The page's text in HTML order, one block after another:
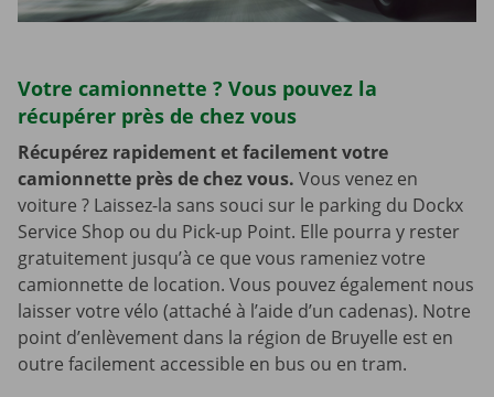
Votre camionnette ? Vous pouvez la
récupérer près de chez vous
Récupérez rapidement et facilement votre
camionnette près de chez vous. Vous venez en
voiture ? Laissez-la sans souci sur le parking du Dockx
Service Shop ou du Pick-up Point. Elle pourra y rester
gratuitement jusqu’à ce que vous rameniez votre
camionnette de location. Vous pouvez également nous
laisser votre vélo (attaché à l’aide d’un cadenas). Notre
point d’enlèvement dans la région de Bruyelle est en
outre facilement accessible en bus ou en tram.